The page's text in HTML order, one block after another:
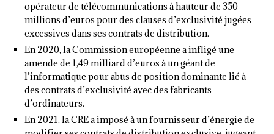
opérateur de télécommunications à hauteur de 350
millions d’euros pour des clauses d’exclusivité jugées
excessives dans ses contrats de distribution.
En 2020, la Commission européenne a infligé une
amende de 1,49 milliard d’euros à un géant de
l’informatique pour abus de position dominante lié à
des contrats d’exclusivité avec des fabricants
d’ordinateurs.
En 2021, la CRE a imposé à un fournisseur d’énergie de